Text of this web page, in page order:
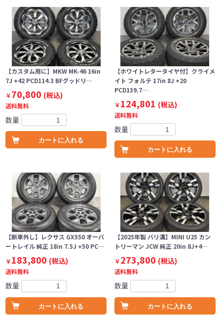
【カスタム用に】MKW MK-46 16in
7J +42 PCD114.3 BFグッドリ…
￥70,800 (税込)
送料無料
数量
カートに入れる
【ホワイトレタータイヤ付】クライメ
イト フォルテ 17in 8J +20
PCD139.7…
￥124,801 (税込)
送料無料
数量
カートに入れる
【新車外し】レクサス GX550 オーバ
ートレイル 純正 18in 7.5J +50 PC…
￥183,800 (税込)
送料無料
数量
カートに入れる
【2025年製 バリ溝】MINI U25 カン
トリーマン JCW 純正 20in 8J+4…
￥273,800 (税込)
送料無料
数量
カートに入れる